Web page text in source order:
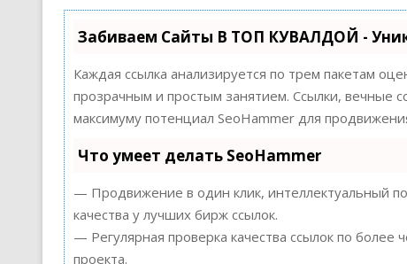
Забиваем Сайты В ТОП КУВАЛДОЙ -
Каждая ссылка анализируется по трем пакетам
прозрачным и простым занятием. Ссылки, вечные
максимуму потенциал SeoHammer для
Что умеет делать SeoHammer
— Продвижение в один клик, интеллектуальный
качества у лучших бирж ссылок.
— Регулярная проверка качества ссылок по более
проекта.